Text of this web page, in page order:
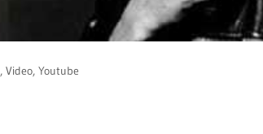
, Video, Youtube